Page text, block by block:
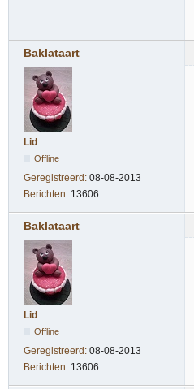
Baklataart
Lid
Offline
Geregistreerd: 08-08-2013
Berichten: 13606
Baklataart
Lid
Offline
Geregistreerd: 08-08-2013
Berichten: 13606